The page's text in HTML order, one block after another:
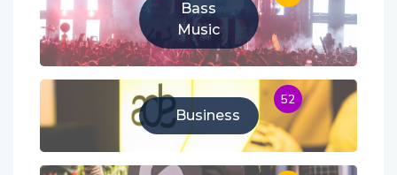
Bass
Music
Business
52